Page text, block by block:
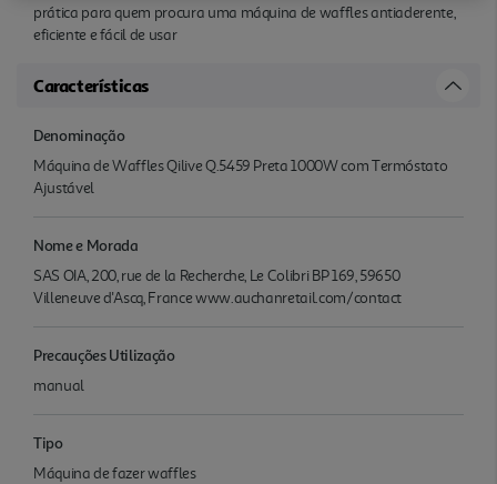
prática para quem procura uma máquina de waffles antiaderente,
eficiente e fácil de usar
Características
Denominação
Máquina de Waffles Qilive Q.5459 Preta 1000W com Termóstato
Ajustável
Nome e Morada
SAS OIA, 200, rue de la Recherche, Le Colibri BP 169, 59650
Villeneuve d'Ascq, France www.auchanretail.com/contact
Precauções Utilização
manual
Tipo
Máquina de fazer waffles